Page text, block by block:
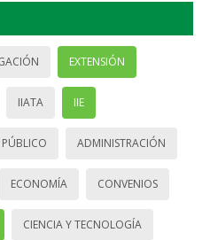
EXTENSIÓN
IIATA IIE
ADMINISTRACIÓN
ECONOMÍA CONVENIOS
CIENCIA Y TECNOLOGÍA